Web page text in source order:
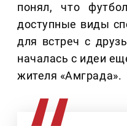
понял, что
доступные виды
для встреч с
началась с идеи
жителя «Амграда».